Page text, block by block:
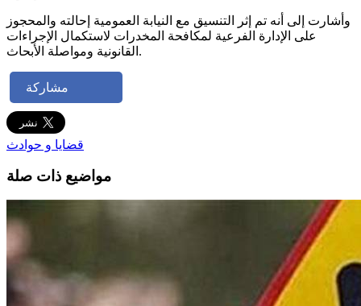
وأشارت إلى أنه تم إثر التنسيق مع النيابة العمومية إحالته والمحجوز
على الإدارة الفرعية لمكافحة المخدرات لاستكمال الإجراءات
القانونية ومواصلة الأبحاث.
مشاركة
قضايا و حوادث
مواضيع ذات صلة